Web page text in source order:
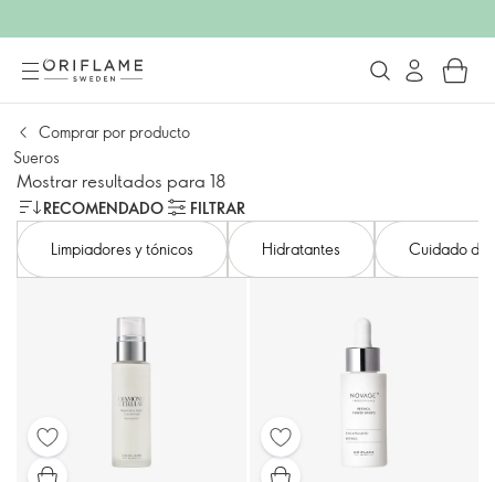
Comprar por producto
Sueros
Mostrar resultados para 18
RECOMENDADO
FILTRAR
Limpiadores y tónicos
Hidratantes Cuidado de